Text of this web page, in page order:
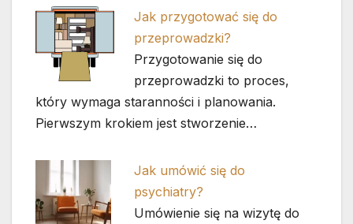
Jak przygotować się do
przeprowadzki?
Przygotowanie się do
przeprowadzki to proces,
który wymaga staranności i planowania.
Pierwszym krokiem jest stworzenie…
Jak umówić się do
psychiatry?
Umówienie się na wizytę do